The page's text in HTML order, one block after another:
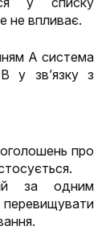
не впливає.
A система
у зв’язку з
про
за одним